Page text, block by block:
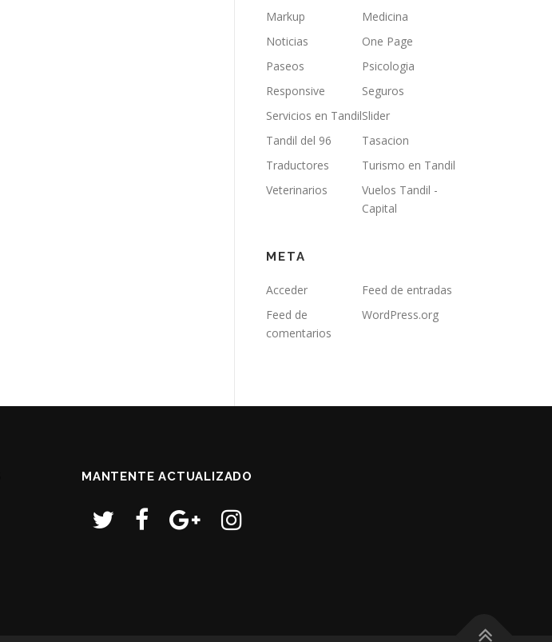
Markup
Medicina
Noticias
One Page
Paseos
Psicologia
Responsive
Seguros
Servicios en TandilSlider
Tandil del 96
Tasacion
Traductores
Turismo en Tandil
Veterinarios
Vuelos Tandil -
Capital
META
Acceder
Feed de entradas
Feed de
comentarios
WordPress.org
MANTENTE ACTUALIZADO